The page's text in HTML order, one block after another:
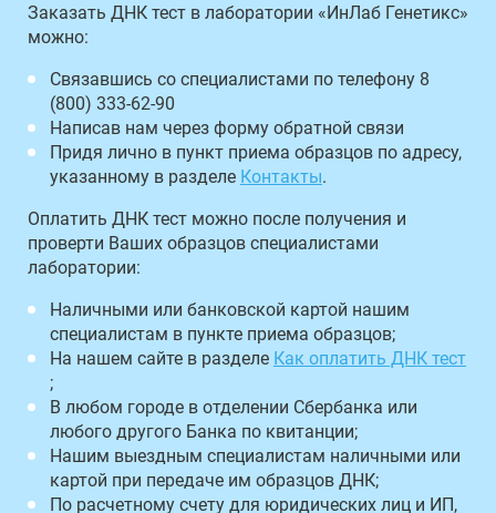
Заказать ДНК тест в лаборатории «ИнЛаб Генетикс»
можно:
Связавшись со специалистами по телефону 8
(800) 333-62-90
Написав нам через форму обратной связи
Придя лично в пункт приема образцов по адресу,
указанному в разделе Контакты.
Оплатить ДНК тест можно после получения и
проверти Ваших образцов специалистами
лаборатории:
Наличными или банковской картой нашим
специалистам в пункте приема образцов;
На нашем сайте в разделе Как оплатить ДНК тест
;
В любом городе в отделении Сбербанка или
любого другого Банка по квитанции;
Нашим выездным специалистам наличными или
картой при передаче им образцов ДНК;
По расчетному счету для юридических лиц и ИП,